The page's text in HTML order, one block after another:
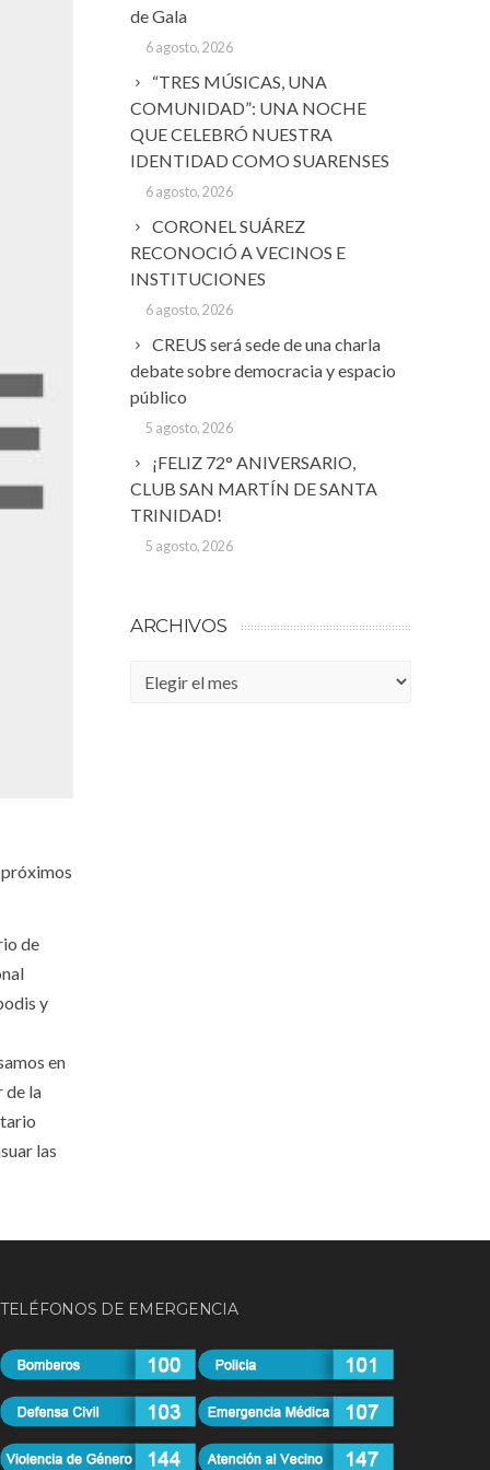
de
y
en
de la
las
de Gala
6 agosto, 2026
“TRES MÚSICAS, UNA
COMUNIDAD”: UNA NOCHE
QUE CELEBRÓ NUESTRA
IDENTIDAD COMO SUARENSES
6 agosto, 2026
CORONEL SUÁREZ
RECONOCIÓ A VECINOS E
INSTITUCIONES
6 agosto, 2026
CREUS será sede de una charla
debate sobre democracia y espacio
público
5 agosto, 2026
¡FELIZ 72° ANIVERSARIO,
CLUB SAN MARTÍN DE SANTA
TRINIDAD!
5 agosto, 2026
ARCHIVOS
Archivos
TELÉFONOS DE EMERGENCIA